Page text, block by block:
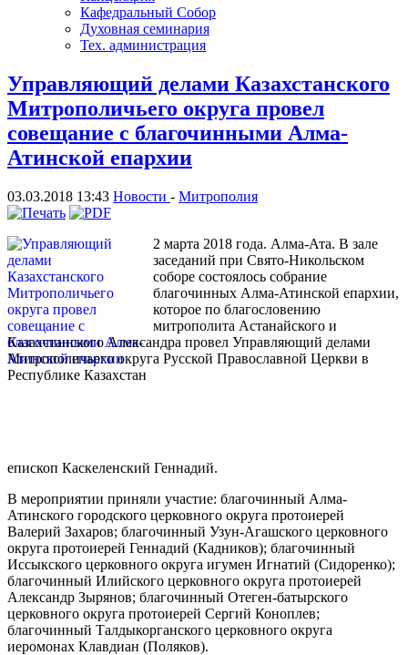
Кафедральный Собор
Духовная семинария
Тех. администрация
Управляющий делами Казахстанского
Митрополичьего округа провел
совещание с благочинными Алма-
Атинской епархии
03.03.2018 13:43 Новости - Митрополия
2 марта 2018 года. Алма-Ата. В зале
заседаний при Свято-Никольском
соборе состоялось собрание
благочинных Алма-Атинской епархии,
которое по благословению
митрополита Астанайского и
Казахстанского Александра провел Управляющий делами
Митрополичьего округа Русской Православной Церкви в
Республике Казахстан
епископ Каскеленский Геннадий.
В мероприятии приняли участие: благочинный Алма-
Атинского городского церковного округа протоиерей
Валерий Захаров; благочинный Узун-Агашского церковного
округа протоиерей Геннадий (Кадников); благочинный
Иссыкского церковного округа игумен Игнатий (Сидоренко);
благочинный Илийского церковного округа протоиерей
Александр Зырянов; благочинный Отеген-батырского
церковного округа протоиерей Сергий Коноплев;
благочинный Талдыкорганского церковного округа
иеромонах Клавдиан (Поляков).